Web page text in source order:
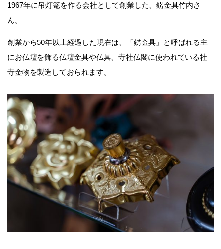
1967年に吊灯篭を作る会社として創業した、錺金具竹内さ
ん。
創業から50年以上経過した現在は、「錺金具」と呼ばれる主
にお仏壇を飾る仏壇金具や仏具、寺社仏閣に使われている社
寺金物を製造しておられます。